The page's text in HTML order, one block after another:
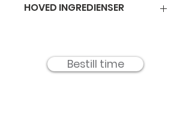
Masser forsiktig inn i huden til det
etter behov.
HOVED INGREDIENSER
Hyaluronsyrekompleks
Bestill time